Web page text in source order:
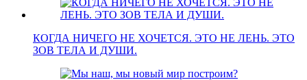
КОГДА НИЧЕГО НЕ ХОЧЕТСЯ. ЭТО НЕ ЛЕНЬ. ЭТО
ЗОВ ТЕЛА И ДУШИ.